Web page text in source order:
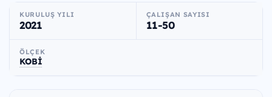
KURULUŞ YILI
2021
ÇALIŞAN SAYISI
11-50
ÖLÇEK
KOBİ